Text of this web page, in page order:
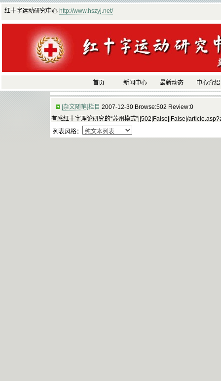
红十字运动研究中心 http://www.hszyj.net/
首页 新闻中心 最新动态 中心介绍
[杂文随笔]栏目 2007-12-30 Browse:502 Review:0
有感红十字理论研究的“苏州模式”||502|False||False|/
列表风格：